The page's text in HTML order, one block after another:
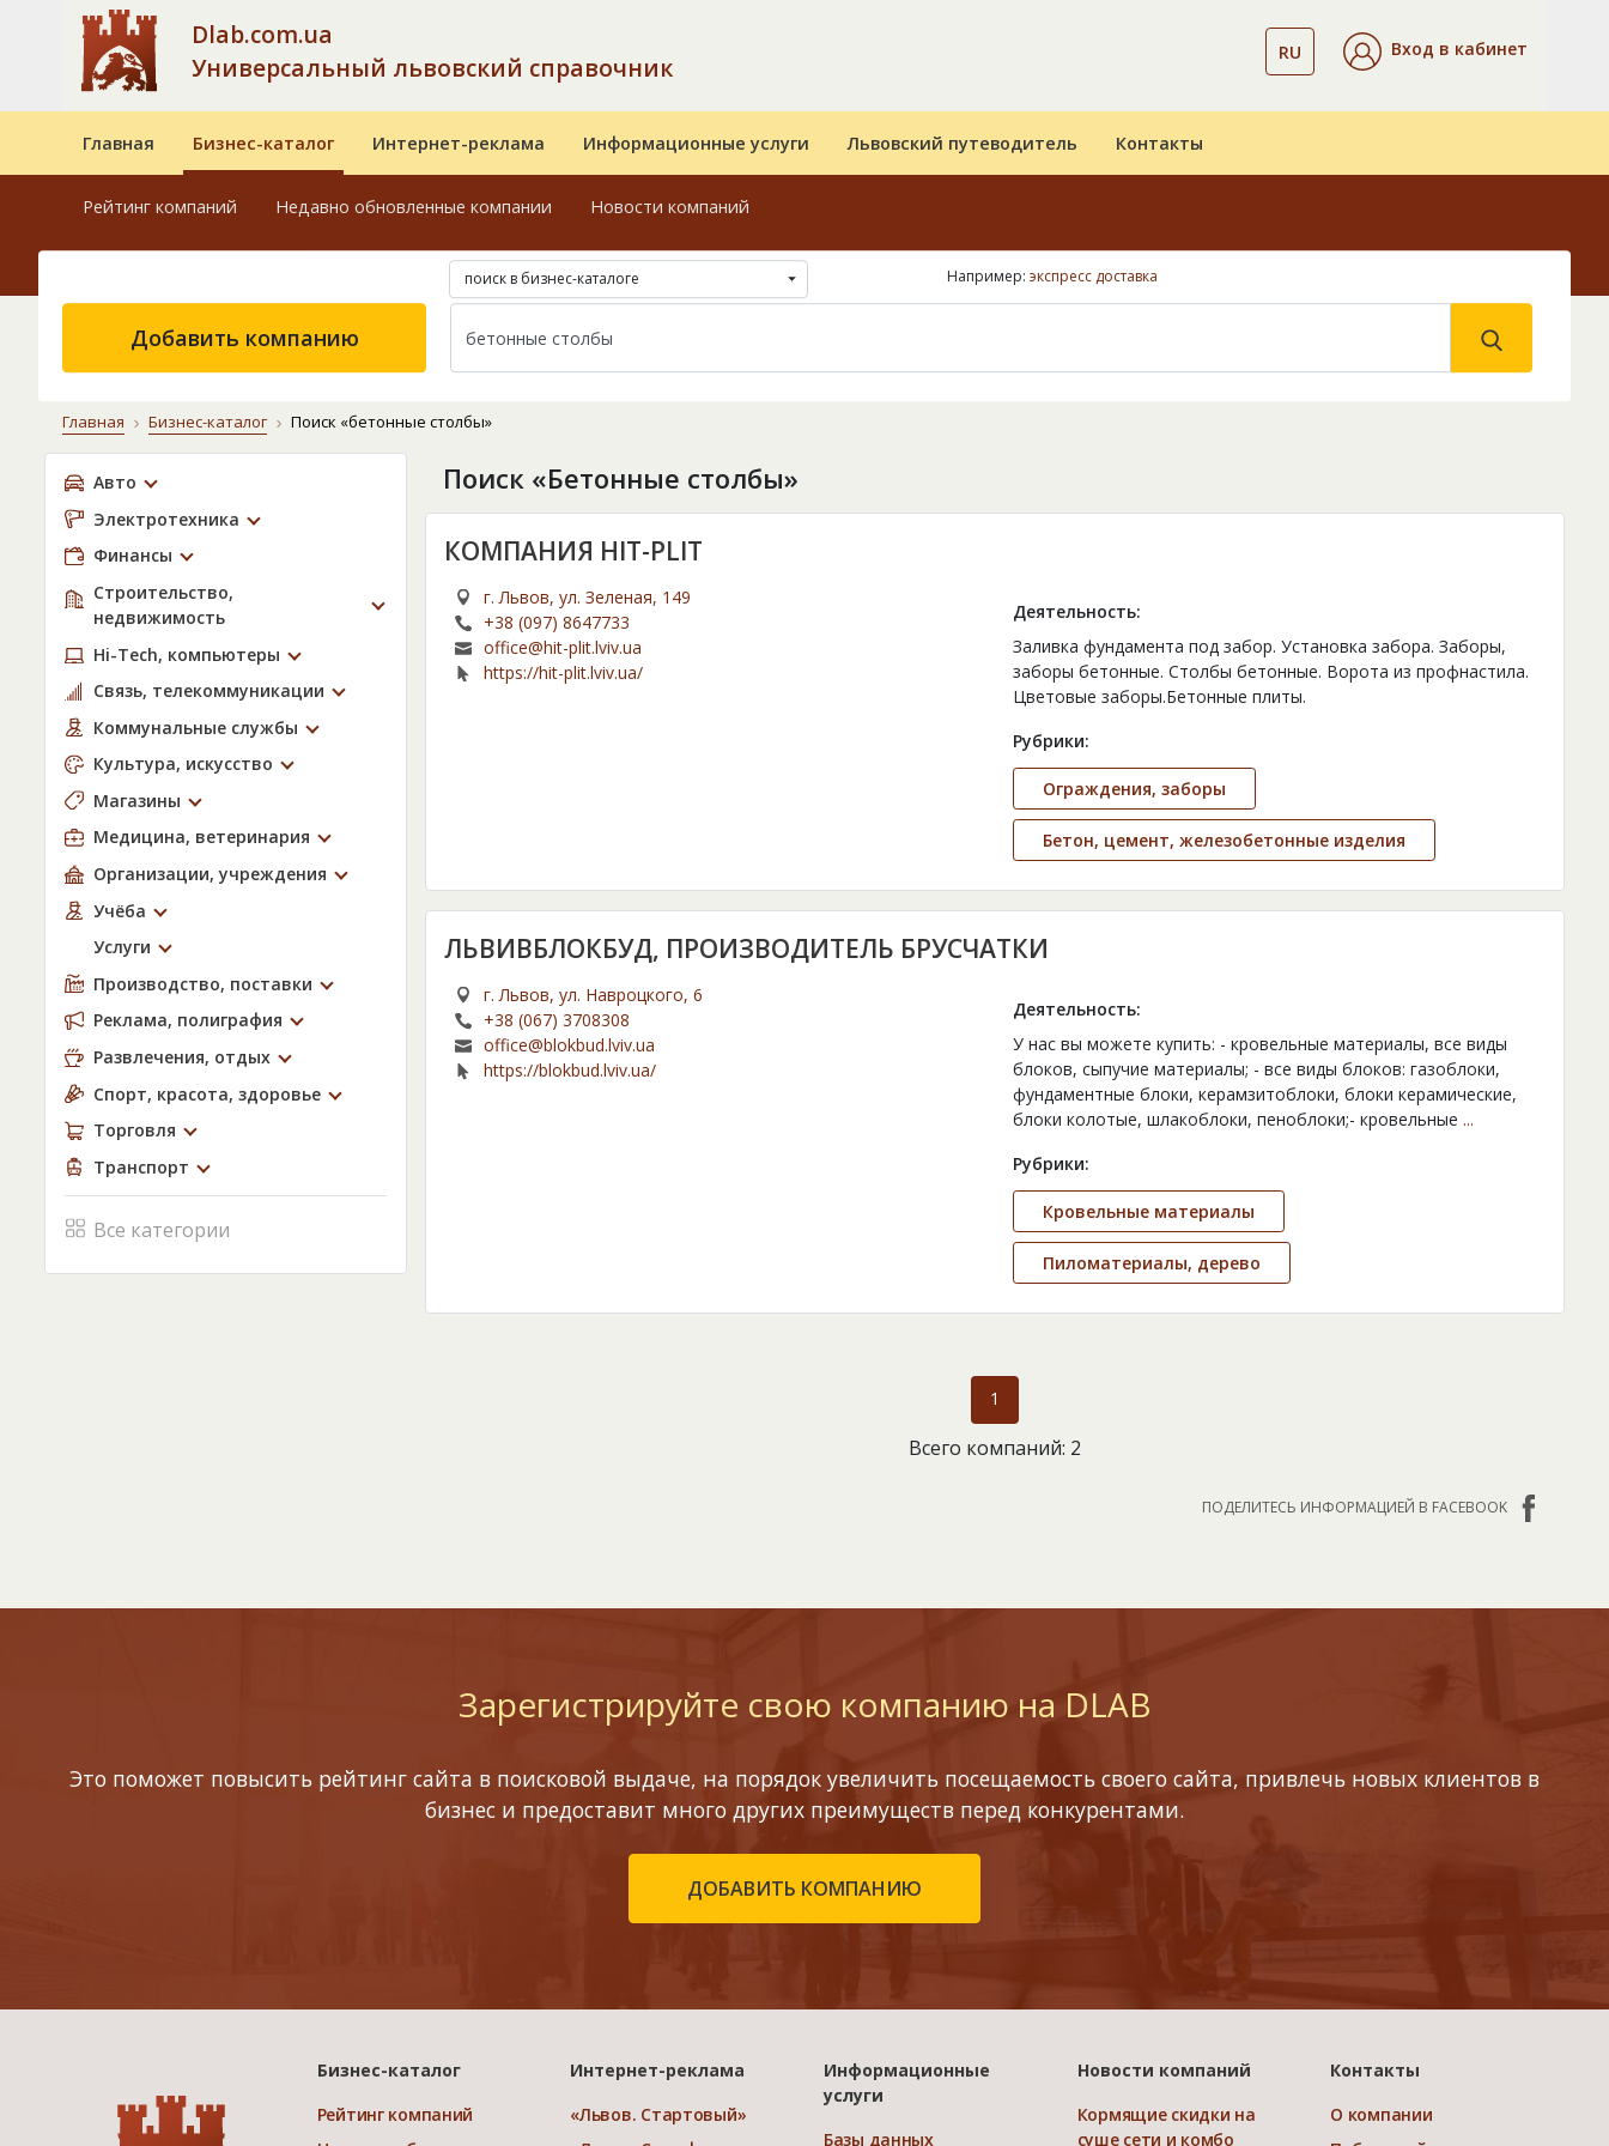
Dlab.com.ua
Универсальный львовский справочник
RU Вход в кабинет
Главная Бизнес-каталог Интернет-реклама Информационные услуги Львовский путеводитель Контакты
Рейтинг компаний Недавно обновленные компании Новости компаний
поиск в бизнес-каталоге Например: экспресс доставка
Добавить компанию
Главная Бизнес-каталог Поиск «бетонные столбы»
Авто
Электротехника
Финансы
Строительство,
недвижимость
Hi-Tech, компьютеры
Связь, телекоммуникации
Коммунальные службы
Культура, искусство
Магазины
Медицина, ветеринария
Организации, учреждения
Учёба
Услуги
Производство, поставки
Реклама, полиграфия
Развлечения, отдых
Спорт, красота, здоровье
Торговля
Транспорт
Все категории
Поиск «Бетонные столбы»
КОМПАНИЯ HIT-PLIT
г. Львов, ул. Зеленая, 149
+38 (097) 8647733
office@hit-plit.lviv.ua
https://hit-plit.lviv.ua/
Деятельность:
Заливка фундамента под забор. Установка забора. Заборы,
заборы бетонные. Столбы бетонные. Ворота из профнастила.
Цветовые заборы.Бетонные плиты.
Рубрики:
Ограждения, заборы
Бетон, цемент, железобетонные изделия
ЛЬВИВБЛОКБУД, ПРОИЗВОДИТЕЛЬ БРУСЧАТКИ
г. Львов, ул. Навроцкого, 6
+38 (067) 3708308
office@blokbud.lviv.ua
https://blokbud.lviv.ua/
Деятельность:
У нас вы можете купить: - кровельные материалы, все виды
блоков, сыпучие материалы; - все виды блоков: газоблоки,
фундаментные блоки, керамзитоблоки, блоки керамические,
блоки колотые, шлакоблоки, пеноблоки;- кровельные ...
Рубрики:
Кровельные материалы
Пиломатериалы, дерево
1
Всего компаний: 2
ПОДЕЛИТЕСЬ ИНФОРМАЦИЕЙ В FACEBOOK
Зарегистрируйте свою компанию на DLAB
Это поможет повысить рейтинг сайта в поисковой выдаче, на порядок увеличить посещаемость своего сайта, привлечь новых клиентов в
бизнес и предоставит много других преимуществ перед конкурентами.
ДОБАВИТЬ КОМПАНИЮ
Бизнес-каталог
Рейтинг компаний
Интернет-реклама
«Львов. Стартовый»
Информационные
услуги
Базы данных
Новости компаний
Кормящие скидки на
суше сети и комбо
Контакты
О компании